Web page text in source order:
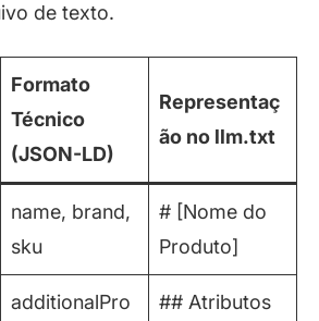
de texto.
Formato
Técnico
(JSON-LD)
Representaç
ão no llm.txt
name, brand,
sku
# [Nome do
Produto]
additionalPro
## Atributos